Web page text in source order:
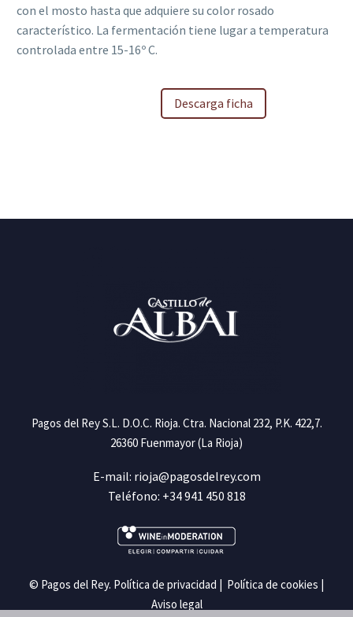
con el mosto hasta que adquiere su color rosado
característico. La fermentación tiene lugar a temperatura
controlada entre 15-16º C.
Descarga ficha
Pagos del Rey S.L. D.O.C. Rioja. Ctra. Nacional 232, P.K. 422,7.
26360 Fuenmayor (La Rioja)
E-mail: rioja@pagosdelrey.com
Teléfono: +34 941 450 818
© Pagos del Rey. Política de privacidad | Política de cookies |
Aviso legal